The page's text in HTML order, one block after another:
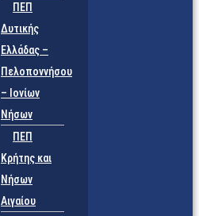
ΠΕΠ
Δυτικής
Ελλάδας –
Πελοποννήσου
– Ιονίων
Νήσων
ΠΕΠ
Κρήτης και
Νήσων
Αιγαίου